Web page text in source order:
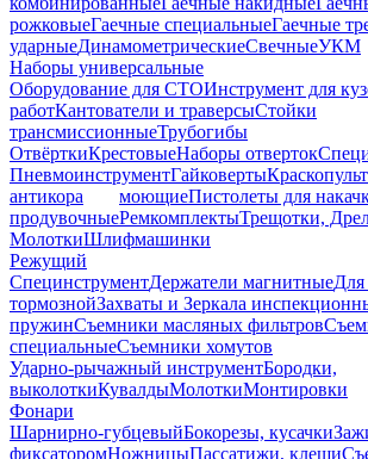
рожковыеГаечные специальныеГаечные
ударныеДинамометрическиеСвечныеУКМ
Наборы универсальные
Оборудование для СТОИнструмент для
работКантователи и траверсыСтойки
трансмиссионныеТрубогибы
ОтвёрткиКрестовыеНаборы отверток
ПневмоинструментГайковерты
антикора
моющиеПистолеты для
продувочныеРемкомплектыТрещотки,
МолоткиШлифмашинки
Режущий
СпецинструментДержатели магнитныеДля
тормознойЗахваты и Зеркала
пружинСъемники масляных фильтров
специальныеСъемники хомутов
Ударно-рычажный инструментБородки,
выколоткиКувалдыМолоткиМонтировки
Фонари
Шарнирно-губцевыйБокорезы, кусачки
фиксаторомНожницыПассатижи, клещи